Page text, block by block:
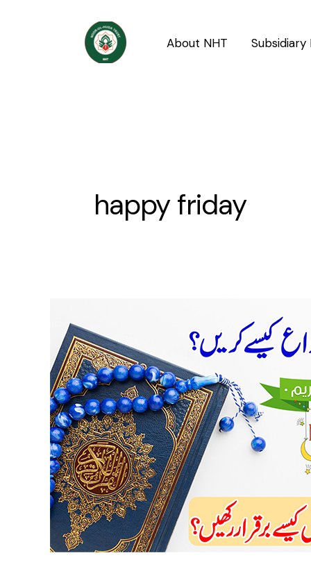
About NHT
happy friday
Ramadan
Ko
Alwida
Kaise
Karein?